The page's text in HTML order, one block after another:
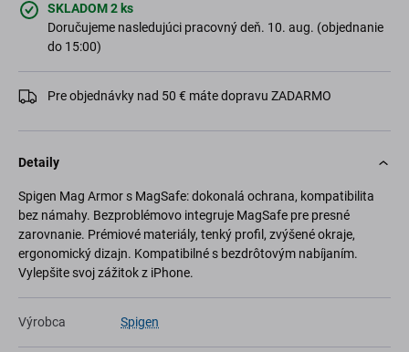
SKLADOM 2 ks
Doručujeme nasledujúci pracovný deň. 10. aug. (objednanie
do 15:00)
Pre objednávky nad 50 € máte dopravu ZADARMO
Detaily
Spigen Mag Armor s MagSafe: dokonalá ochrana, kompatibilita
bez námahy. Bezproblémovo integruje MagSafe pre presné
zarovnanie. Prémiové materiály, tenký profil, zvýšené okraje,
ergonomický dizajn. Kompatibilné s bezdrôtovým nabíjaním.
Vylepšite svoj zážitok z iPhone.
Výrobca Spigen